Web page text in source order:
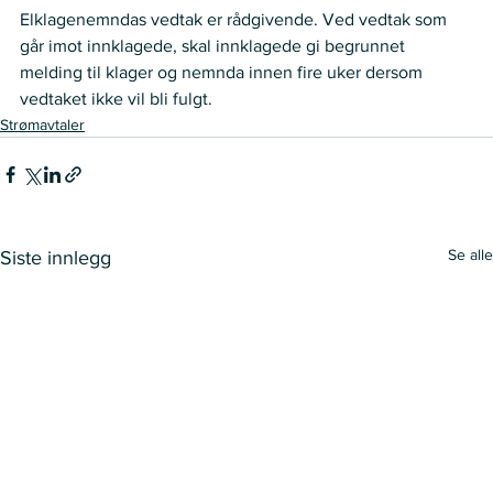
Elklagenemndas vedtak er rådgivende. Ved vedtak som
går imot innklagede, skal innklagede gi begrunnet
melding til klager og nemnda innen fire uker dersom
vedtaket ikke vil bli fulgt.
Strømavtaler
Siste innlegg Se alle